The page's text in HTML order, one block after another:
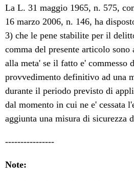
La L. 31 maggio 1965, n. 575,
16 marzo 2006, n. 146, ha
3) che le pene stabilite per il
comma del presente articolo sono
alla meta' se il fatto e' commesso
provvedimento definitivo ad una
durante il periodo previsto di
dal momento in cui ne e' cessata
aggiunta una misura di sicurezza
----------------
Note: